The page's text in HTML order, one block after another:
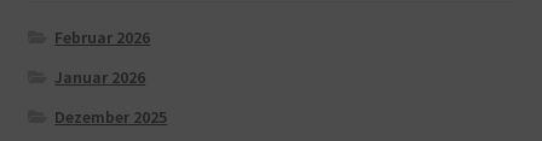
Februar 2026
Januar 2026
Dezember 2025